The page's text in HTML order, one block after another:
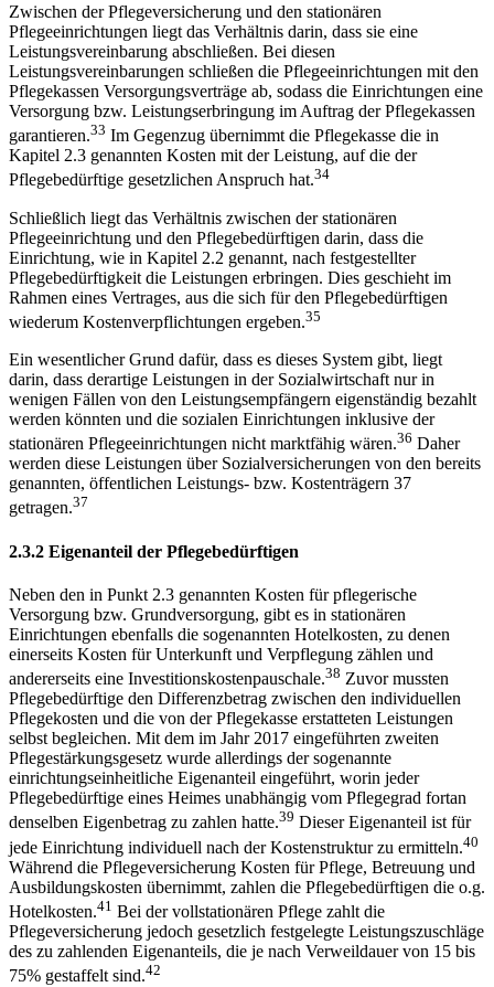
Zwischen der Pflegeversicherung und den stationären
Pflegeeinrichtungen liegt das Verhältnis darin, dass sie eine
Leistungsvereinbarung abschließen. Bei diesen
Leistungsvereinbarungen schließen die Pflegeeinrichtungen mit den
Pflegekassen Versorgungsverträge ab, sodass die Einrichtungen eine
Versorgung bzw. Leistungserbringung im Auftrag der Pflegekassen
garantieren.33 Im Gegenzug übernimmt die Pflegekasse die in
Kapitel 2.3 genannten Kosten mit der Leistung, auf die der
Pflegebedürftige gesetzlichen Anspruch hat.34
Schließlich liegt das Verhältnis zwischen der stationären
Pflegeeinrichtung und den Pflegebedürftigen darin, dass die
Einrichtung, wie in Kapitel 2.2 genannt, nach festgestellter
Pflegebedürftigkeit die Leistungen erbringen. Dies geschieht im
Rahmen eines Vertrages, aus die sich für den Pflegebedürftigen
wiederum Kostenverpflichtungen ergeben.35
Ein wesentlicher Grund dafür, dass es dieses System gibt, liegt
darin, dass derartige Leistungen in der Sozialwirtschaft nur in
wenigen Fällen von den Leistungsempfängern eigenständig bezahlt
werden könnten und die sozialen Einrichtungen inklusive der
stationären Pflegeeinrichtungen nicht marktfähig wären.36 Daher
werden diese Leistungen über Sozialversicherungen von den bereits
genannten, öffentlichen Leistungs- bzw. Kostenträgern 37
getragen.37
2.3.2 Eigenanteil der Pflegebedürftigen
Neben den in Punkt 2.3 genannten Kosten für pflegerische
Versorgung bzw. Grundversorgung, gibt es in stationären
Einrichtungen ebenfalls die sogenannten Hotelkosten, zu denen
einerseits Kosten für Unterkunft und Verpflegung zählen und
andererseits eine Investitionskostenpauschale.38 Zuvor mussten
Pflegebedürftige den Differenzbetrag zwischen den individuellen
Pflegekosten und die von der Pflegekasse erstatteten Leistungen
selbst begleichen. Mit dem im Jahr 2017 eingeführten zweiten
Pflegestärkungsgesetz wurde allerdings der sogenannte
einrichtungseinheitliche Eigenanteil eingeführt, worin jeder
Pflegebedürftige eines Heimes unabhängig vom Pflegegrad fortan
denselben Eigenbetrag zu zahlen hatte.39 Dieser Eigenanteil ist für
jede Einrichtung individuell nach der Kostenstruktur zu ermitteln.40
Während die Pflegeversicherung Kosten für Pflege, Betreuung und
Ausbildungskosten übernimmt, zahlen die Pflegebedürftigen die o.g.
Hotelkosten.41 Bei der vollstationären Pflege zahlt die
Pflegeversicherung jedoch gesetzlich festgelegte Leistungszuschläge
des zu zahlenden Eigenanteils, die je nach Verweildauer von 15 bis
75% gestaffelt sind.42